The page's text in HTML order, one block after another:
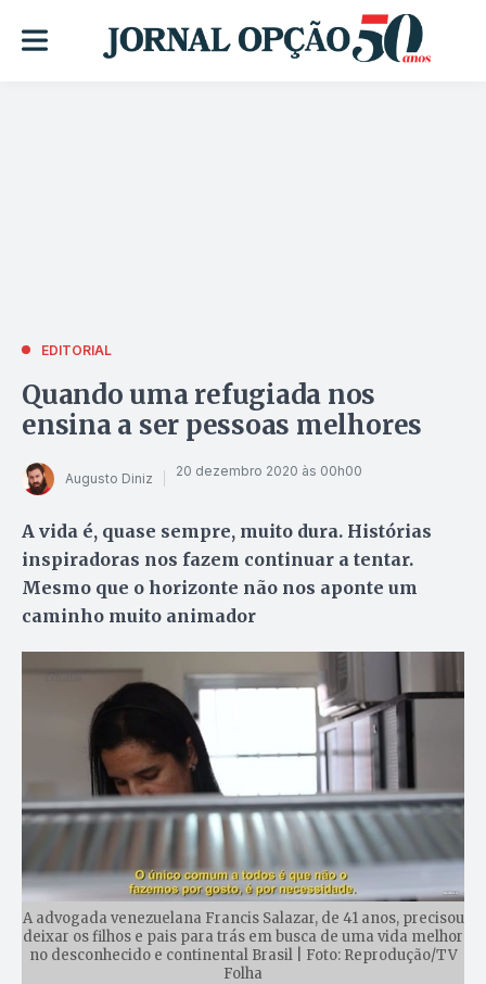
EDITORIAL
Quando uma refugiada nos
ensina a ser pessoas melhores
Augusto Diniz 20 dezembro 2020 às 00h00
A vida é, quase sempre, muito dura. Histórias
inspiradoras nos fazem continuar a tentar.
Mesmo que o horizonte não nos aponte um
caminho muito animador
A advogada venezuelana Francis Salazar, de 41 anos, precisou
deixar os filhos e pais para trás em busca de uma vida melhor
no desconhecido e continental Brasil | Foto: Reprodução/TV
Folha